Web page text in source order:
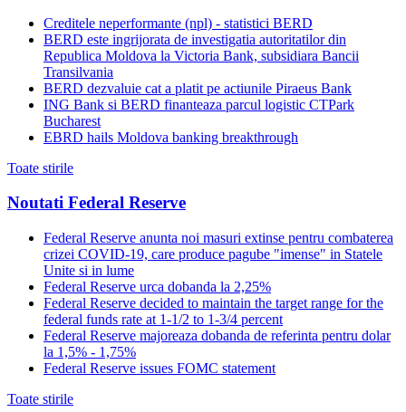
Creditele neperformante (npl) - statistici BERD
BERD este ingrijorata de investigatia autoritatilor din
Republica Moldova la Victoria Bank, subsidiara Bancii
Transilvania
BERD dezvaluie cat a platit pe actiunile Piraeus Bank
ING Bank si BERD finanteaza parcul logistic CTPark
Bucharest
EBRD hails Moldova banking breakthrough
Toate stirile
Noutati Federal Reserve
Federal Reserve anunta noi masuri extinse pentru combaterea
crizei COVID-19, care produce pagube "imense" in Statele
Unite si in lume
Federal Reserve urca dobanda la 2,25%
Federal Reserve decided to maintain the target range for the
federal funds rate at 1-1/2 to 1-3/4 percent
Federal Reserve majoreaza dobanda de referinta pentru dolar
la 1,5% - 1,75%
Federal Reserve issues FOMC statement
Toate stirile